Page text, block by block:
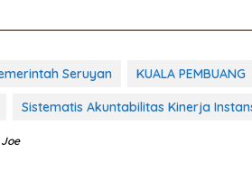
Seruyan KUALA PEMBUANG
Sistematis Akuntabilitas Kinerja